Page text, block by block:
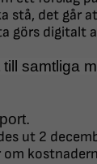
stå, det går
görs digitalt
samtliga
ut 2